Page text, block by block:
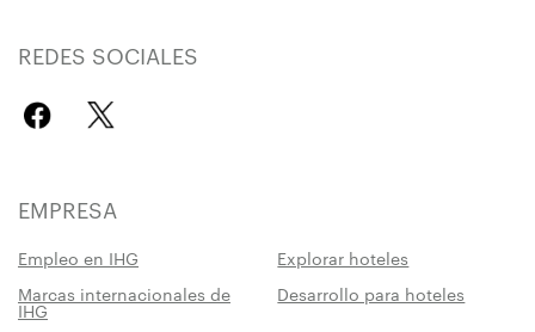
REDES SOCIALES
EMPRESA
Empleo en IHG
Explorar hoteles
Marcas internacionales de
IHG
Desarrollo para hoteles